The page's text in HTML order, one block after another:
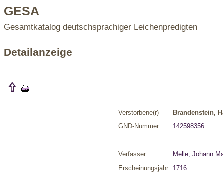
GESA
Gesamtkatalog deutschsprachiger Leichenpredigten
Detailanzeige
Verstorbene(r)
Brandenstein,
GND-Nummer
142598356
Verfasser
Melle, Johann
Erscheinungsjahr
1716